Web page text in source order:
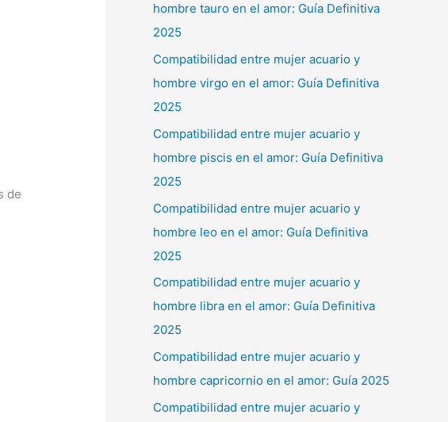
de
hombre tauro en el amor: Guía Definitiva
2025
Compatibilidad entre mujer acuario y
hombre virgo en el amor: Guía Definitiva
2025
Compatibilidad entre mujer acuario y
hombre piscis en el amor: Guía Definitiva
2025
Compatibilidad entre mujer acuario y
hombre leo en el amor: Guía Definitiva
2025
Compatibilidad entre mujer acuario y
hombre libra en el amor: Guía Definitiva
2025
Compatibilidad entre mujer acuario y
hombre capricornio en el amor: Guía 2025
Compatibilidad entre mujer acuario y